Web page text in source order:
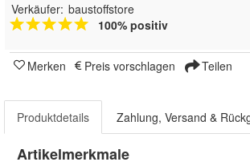
Verkäufer: baustoffstore
100% positiv
Merken Preis vorschlagen Teilen
Produktdetails Zahlung, Versand &
Artikelmerkmale